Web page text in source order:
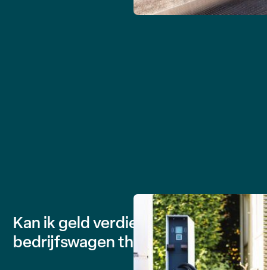
Kan ik geld verdienen door mijn
bedrijfswagen thuis op te laden?